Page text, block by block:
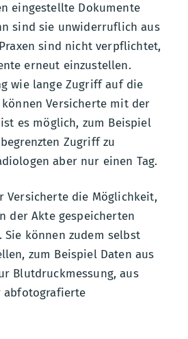
eingestellte Dokumente
sind sie unwiderruflich aus
sind nicht verpflichtet,
erneut einzustellen.
wie lange Zugriff auf die
können Versicherte mit der
es möglich, zum Beispiel
Zugriff zu
aber nur einen Tag.
Versicherte die Möglichkeit,
der Akte gespeicherten
Sie können zudem selbst
zum Beispiel Daten aus
Blutdruckmessung, aus
abfotografierte